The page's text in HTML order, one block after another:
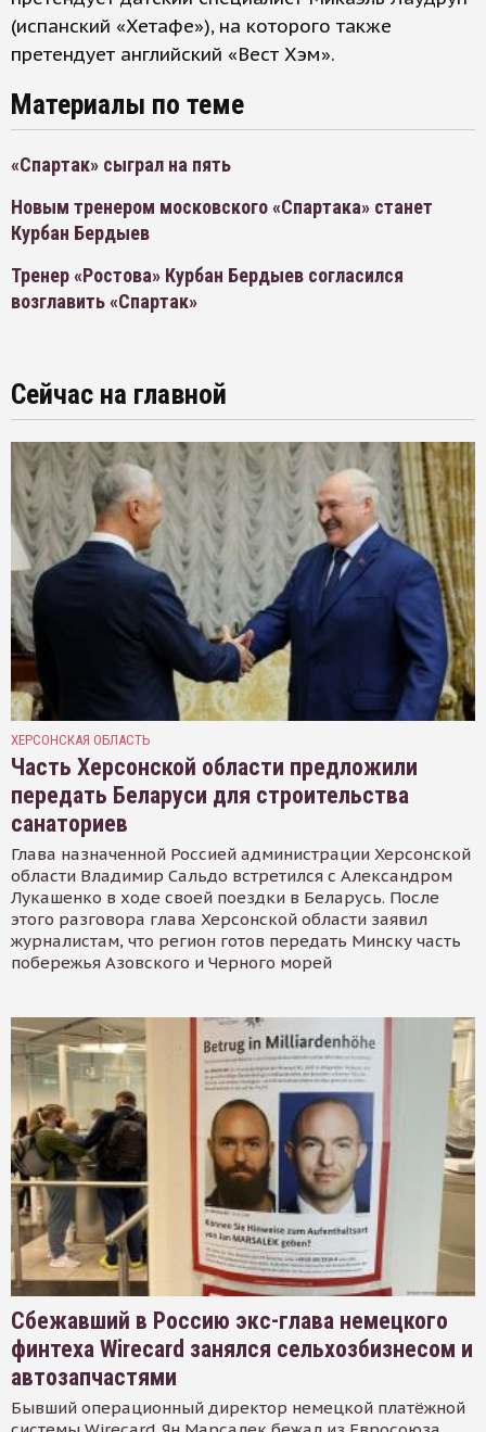
(испанский «Хетафе»), на которого также
претендует английский «Вест Хэм».
Материалы по теме
«Спартак» сыграл на пять
Новым тренером московского «Спартака» станет
Курбан Бердыев
Тренер «Ростова» Курбан Бердыев согласился
возглавить «Спартак»
Сейчас на главной
ХЕРСОНСКАЯ ОБЛАСТЬ
Часть Херсонской области предложили
передать Беларуси для строительства
санаториев
Глава назначенной Россией администрации Херсонской
области Владимир Сальдо встретился с Александром
Лукашенко в ходе своей поездки в Беларусь. После
этого разговора глава Херсонской области заявил
журналистам, что регион готов передать Минску часть
побережья Азовского и Черного морей
Сбежавший в Россию экс-глава немецкого
финтеха Wirecard занялся сельхозбизнесом и
автозапчастями
Бывший операционный директор немецкой платёжной